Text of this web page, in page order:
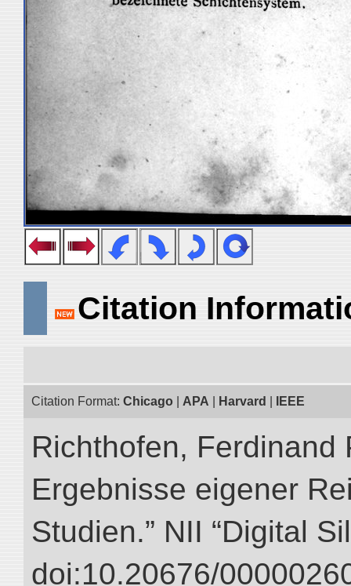
Citation
Citation Format: Chicago APA Harvard IEEE
Richthofen, Ferdinand
Ergebnisse eigener
Studien.” NII “Digital
doi:10.20676/